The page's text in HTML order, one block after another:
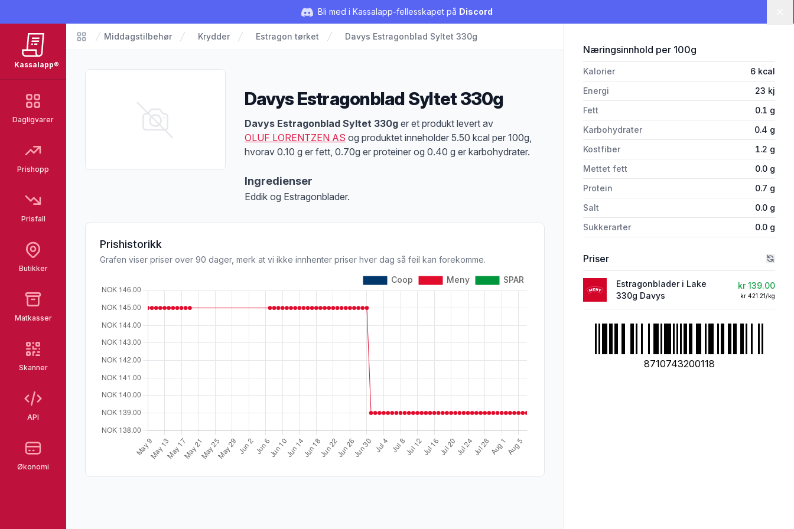
Bli med i Kassalapp-fellesskapet på Discord
Kassalapp®
Dagligvarer
Prishopp
Prisfall
Butikker
Matkasser
Skanner
API
Økonomi
Matvarer
Middagstilbehør Krydder Estragon tørket Davys Estragonblad Syltet 330g
Davys Estragonblad Syltet 330g
Produktbeskrivelse
Davys Estragonblad Syltet 330g er et produkt levert av
OLUF LORENTZEN AS og produktet inneholder 5.50 kcal per 100g,
hvorav 0.10 g er fett, 0.70g er proteiner og 0.40 g er karbohydrater.
Ingredienser
Eddik og Estragonblader.
Prishistorikk
Grafen viser priser over 90 dager, merk at vi ikke innhenter priser hver dag så feil kan forekomme.
Næringsinnhold for 'Davys Estragonblad
per 100g
Kalorier 6 kcal
Energi
23 kj
Fett
0.1 g
Karbohydrater
0.4 g
Kostfiber
1.2 g
Mettet fett
0.0 g
Protein
0.7 g
Salt
0.0 g
Sukkerarter
0.0 g
Priser
Estragonblader i Lake
330g Davys
kr 139.00
kr 421.21/kg
8710743200118